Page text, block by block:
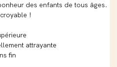
des enfants de tous âges.
!
attrayante
fin